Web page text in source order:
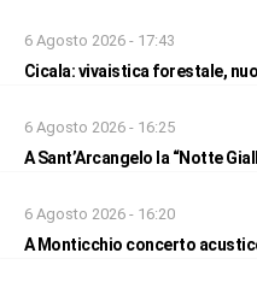
6 Agosto 2026 - 17:43
Cicala: vivaistica forestale,
6 Agosto 2026 - 16:25
A Sant’Arcangelo la “Notte
6 Agosto 2026 - 16:20
A Monticchio concerto